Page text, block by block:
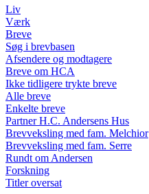
Liv
Værk
Breve
Søg i brevbasen
Afsendere og modtagere
Breve om HCA
Ikke tidligere trykte breve
Alle breve
Enkelte breve
Partner H.C. Andersens Hus
Brevveksling med fam. Melchior
Brevveksling med fam. Serre
Rundt om Andersen
Forskning
Titler oversat